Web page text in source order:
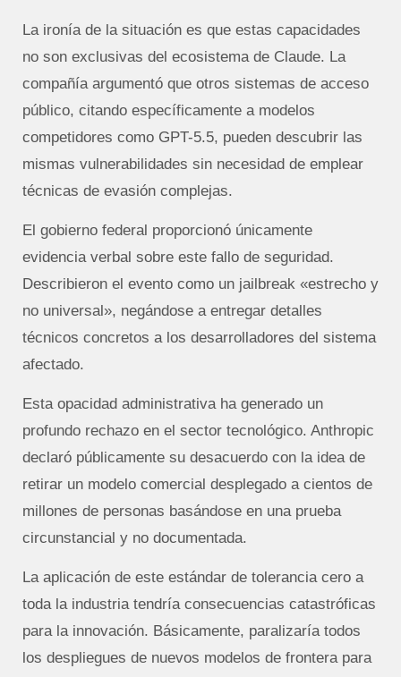
La ironía de la situación es que estas capacidades
no son exclusivas del ecosistema de Claude. La
compañía argumentó que otros sistemas de acceso
público, citando específicamente a modelos
competidores como GPT-5.5, pueden descubrir las
mismas vulnerabilidades sin necesidad de emplear
técnicas de evasión complejas.
El gobierno federal proporcionó únicamente
evidencia verbal sobre este fallo de seguridad.
Describieron el evento como un jailbreak «estrecho y
no universal», negándose a entregar detalles
técnicos concretos a los desarrolladores del sistema
afectado.
Esta opacidad administrativa ha generado un
profundo rechazo en el sector tecnológico. Anthropic
declaró públicamente su desacuerdo con la idea de
retirar un modelo comercial desplegado a cientos de
millones de personas basándose en una prueba
circunstancial y no documentada.
La aplicación de este estándar de tolerancia cero a
toda la industria tendría consecuencias catastróficas
para la innovación. Básicamente, paralizaría todos
los despliegues de nuevos modelos de frontera para